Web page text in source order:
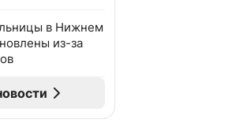
в Нижнем
из-за